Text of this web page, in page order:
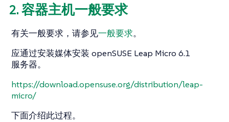
2. 容器主机一般要求
有关一般要求，请参见一般要求。
应通过安装媒体安装 openSUSE Leap Micro 6.1
服务器。
https://download.opensuse.org/distribution/leap-
micro/
下面介绍此过程。